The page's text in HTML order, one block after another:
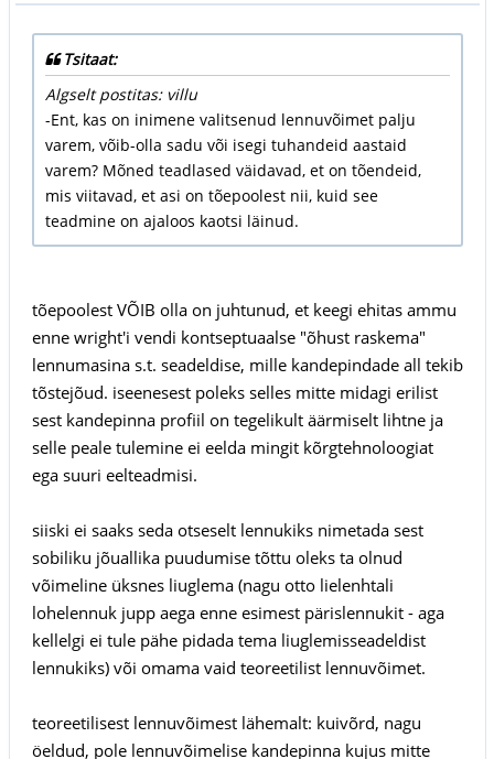
Tsitaat:
Algselt postitas: villu
-Ent, kas on inimene valitsenud lennuvõimet palju
varem, võib-olla sadu või isegi tuhandeid aastaid
varem? Mõned teadlased väidavad, et on tõendeid,
mis viitavad, et asi on tõepoolest nii, kuid see
teadmine on ajaloos kaotsi läinud.
tõepoolest VÕIB olla on juhtunud, et keegi ehitas ammu
enne wright'i vendi kontseptuaalse "õhust raskema"
lennumasina s.t. seadeldise, mille kandepindade all tekib
tõstejõud. iseenesest poleks selles mitte midagi erilist
sest kandepinna profiil on tegelikult äärmiselt lihtne ja
selle peale tulemine ei eelda mingit kõrgtehnoloogiat
ega suuri eelteadmisi.
siiski ei saaks seda otseselt lennukiks nimetada sest
sobiliku jõuallika puudumise tõttu oleks ta olnud
võimeline üksnes liuglema (nagu otto lielenhtali
lohelennuk jupp aega enne esimest pärislennukit - aga
kellelgi ei tule pähe pidada tema liuglemisseadeldist
lennukiks) või omama vaid teoreetilist lennuvõimet.
teoreetilisest lennuvõimest lähemalt: kuivõrd, nagu
öeldud, pole lennuvõimelise kandepinna kujus mitte